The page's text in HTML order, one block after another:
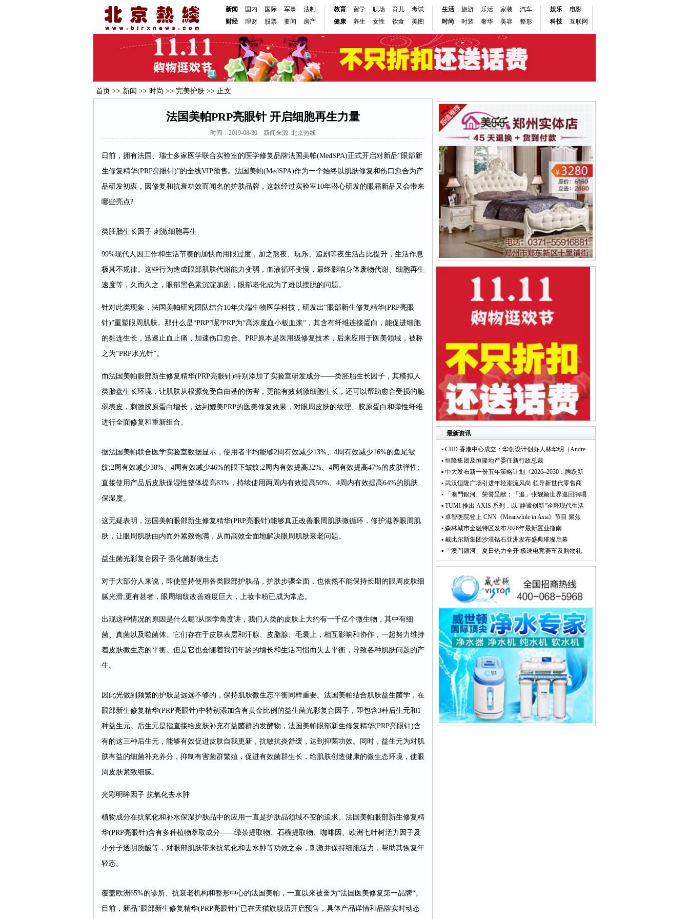
新闻 国内 国际 军事
法制
财经
理财 股票 要闻 房产
教育 留学 职场 育儿
考试
健康
养生 女性 饮食 美图
生活 旅游 乐活 家装
汽车
时尚
时装 奢华 美容 整形
娱乐
电影
科技
互联网
首页 >> 新闻 >> 时尚 >> 完美护肤 >> 正文
法国美帕PRP亮眼针 开启细胞再生力量
时间：2019-08-30 新闻来源: 北京热线
日前，拥有法国、瑞士多家医学联合实验室的医学修复品牌法国美帕(MedSPA)正式开启对新品“眼部新
生修复精华(PRP亮眼针)”的全线VIP预售。法国美帕(MedSPA)作为一个始终以肌肤修复和伤口愈合为产
品研发初衷，因修复和抗衰功效而闻名的护肤品牌，这款经过实验室10年潜心研发的眼霜新品又会带来
哪些亮点?
类胚胎生长因子 刺激细胞再生
99%现代人因工作和生活节奏的加快而用眼过度，加之熬夜、玩乐、追剧等夜生活占比提升，生活作息
极其不规律。这些行为造成眼部肌肤代谢能力变弱，血液循环变慢，最终影响身体废物代谢、细胞再生
速度等，久而久之，眼部黑色素沉淀加剧，眼部老化成为了难以摆脱的问题。
针对此类现象，法国美帕研究团队结合10年尖端生物医学科技，研发出“眼部新生修复精华(PRP亮眼
针)”重塑眼周肌肤。那什么是“PRP”呢?PRP为“高浓度血小板血浆“，其含有纤维连接蛋白，能促进细胞
的黏连生长，迅速止血止痛，加速伤口愈合。PRP原本是医用级修复技术，后来应用于医美领域，被称
之为“PRP水光针”。
而法国美帕眼部新生修复精华(PRP亮眼针)特别添加了实验室研发成分——类胚胎生长因子，其模拟人
类胎盘生长环境，让肌肤从根源免受自由基的伤害，更能有效刺激细胞生长，还可以帮助愈合受损的脆
弱表皮，刺激胶原蛋白增长，达到媲美PRP的医美修复效果，对眼周皮肤的纹理、胶原蛋白和弹性纤维
进行全面修复和重新组合。
据法国美帕联合医学实验室数据显示，使用者平均能够2周有效减少13%、4周有效减少16%的鱼尾皱
纹;2周有效减少38%、4周有效减少46%的眼下皱纹;2周内有效提高32%、4周有效提高47%的皮肤弹性;
直接使用产品后皮肤保湿性整体提高83%，持续使用两周内有效提高50%、4周内有效提高64%的肌肤
保湿度。
这无疑表明，法国美帕眼部新生修复精华(PRP亮眼针)能够真正改善眼周肌肤微循环，修护滋养眼周肌
肤，让眼周肌肤由内而外紧致饱满，从而高效全面地解决眼周肌肤衰老问题。
益生菌光彩复合因子 强化菌群微生态
对于大部分人来说，即使坚持使用各类眼部护肤品，护肤步骤全面，也依然不能保持长期的眼周皮肤细
腻光滑;更有甚者，眼周细纹改善难度巨大，上妆卡粉已成为常态。
出现这种情况的原因是什么呢?从医学角度讲，我们人类的皮肤上大约有一千亿个微生物，其中有细
菌、真菌以及噬菌体。它们存在于皮肤表层和汗腺、皮脂腺、毛囊上，相互影响和协作，一起努力维持
着皮肤微生态的平衡。但是它也会随着我们年龄的增长和生活习惯而失去平衡，导致各种肌肤问题的产
生。
因此光做到频繁的护肤是远远不够的，保持肌肤微生态平衡同样重要。法国美帕结合肌肤益生菌学，在
眼部新生修复精华(PRP亮眼针)中特别添加含有黄金比例的益生菌光彩复合因子，即包含3种后生元和1
种益生元。后生元是指直接给皮肤补充有益菌群的发酵物，法国美帕眼部新生修复精华(PRP亮眼针)含
有的这三种后生元，能够有效促进皮肤自我更新，抗敏抗炎舒缓，达到抑菌功效。同时，益生元为对肌
肤有益的细菌补充养分，抑制有害菌群繁殖，促进有效菌群生长，给肌肤创造健康的微生态环境，使眼
周皮肤紧致细腻。
光彩明眸因子 抗氧化去水肿
植物成分在抗氧化和补水保湿护肤品中的应用一直是护肤品领域不变的追求。法国美帕眼部新生修复精
华(PRP亮眼针)含有多种植物萃取成分——绿茶提取物、石榴提取物、咖啡因、欧洲七叶树活力因子及
小分子透明质酸等，对眼部肌肤带来抗氧化和去水肿等功效之余，刺激并保持细胞活力，帮助其恢复年
轻态。
覆盖欧洲65%的诊所、抗衰老机构和整形中心的法国美帕，一直以来被誉为“法国医美修复第一品牌“。
目前，新品“眼部新生修复精华(PRP亮眼针)”已在天猫旗舰店开启预售，具体产品详情和品牌实时动态
最新资讯
▪ CIID 香港中心成立：华创设计创办人林华明（Andre
▪ 恒隆集团及恒隆地产委任新行政总裁
▪ 中大发布新一份五年策略计划《2026‒2030：腾跃新
▪ 武汉恒隆广场引进年轻潮流风尚 领导新世代零售商
▪ 「澳門銀河」荣誉呈献：「追」张靓颖世界巡回演唱
▪ TUMI 推出 AXIS 系列，以"静谧创新"诠释现代生活
▪ 卓智医院登上 CNN《Meanwhile in Asia》节目 聚焦
▪ 森林城市金融特区发布2026年最新置业指南
▪ 戴比尔斯集团沙漠钻石亚洲发布盛典璀璨启幕
▪ 「澳門銀河」夏日热力全开 极速电竞赛车及购物礼